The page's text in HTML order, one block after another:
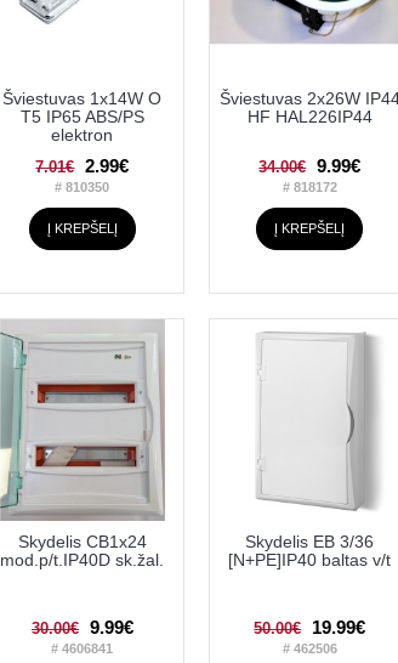
Šviestuvas 1x14W O
T5 IP65 ABS/PS
elektron
7.01€ 2.99€
# 810350
Į KREPŠELĮ
Šviestuvas 2x26W
HF HAL226IP44
34.00€ 9.99€
# 818172
Į KREPŠELĮ
Skydelis CB1x24
mod.p/t.IP40D sk.žal.
30.00€ 9.99€
# 4606841
Skydelis EB 3/36
[N+PE]IP40 baltas v/t
50.00€ 19.99€
# 462506